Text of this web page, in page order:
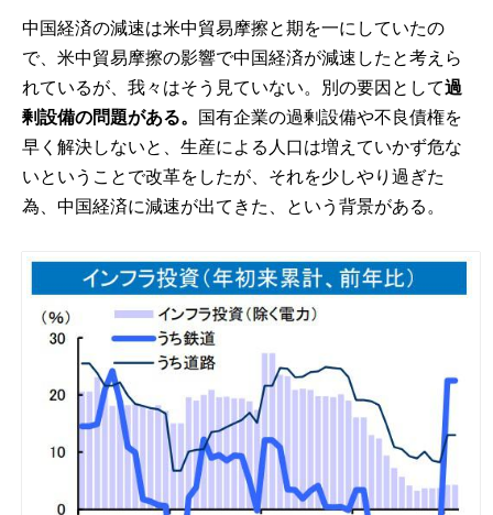
中国経済の減速は米中貿易摩擦と期を一にしていたの
で、米中貿易摩擦の影響で中国経済が減速したと考えら
れているが、我々はそう見ていない。別の要因として過
剰設備の問題がある。
国有企業の過剰設備や不良債権を
早く解決しないと、生産による人口は増えていかず危な
いということで改革をしたが、それを少しやり過ぎた
為、中国経済に減速が出てきた、という背景がある。